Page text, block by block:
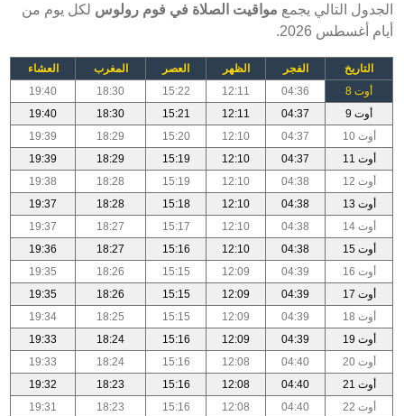
الجدول التالي يجمع مواقيت الصلاة في فوم رولوس لكل يوم من
أيام أغسطس 2026.
التاريخ الفجر الظهر العصر المغرب
العشاء
أوت 8
04:36
12:11
15:22
18:30
19:40
أوت 9
04:37
12:11
15:21
18:30
19:40
أوت 10
04:37
12:10
15:20
18:29
19:39
أوت 11
04:37
12:10
15:19
18:29
19:39
أوت 12
04:38
12:10
15:19
18:28
19:38
أوت 13
04:38
12:10
15:18
18:28
19:37
أوت 14
04:38
12:10
15:17
18:27
19:37
أوت 15
04:38
12:10
15:16
18:27
19:36
أوت 16
04:39
12:09
15:15
18:26
19:35
أوت 17
04:39
12:09
15:15
18:26
19:35
أوت 18
04:39
12:09
15:15
18:25
19:34
أوت 19
04:39
12:09
15:16
18:24
19:33
أوت 20
04:40
12:08
15:16
18:24
19:33
أوت 21
04:40
12:08
15:16
18:23
19:32
أوت 22
04:40
12:08
15:16
18:23
19:31